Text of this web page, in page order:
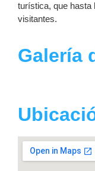
turística, que hasta
visitantes.
Galería